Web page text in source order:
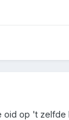
op 't